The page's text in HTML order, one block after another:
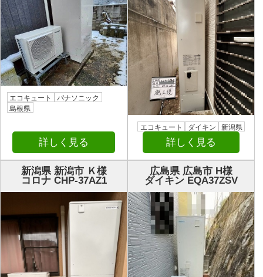
エコキュート
パナソニック
島根県
詳しく見る
エコキュート ダイキン 新潟県
詳しく見る
新潟県 新潟市 Ｋ様
コロナ CHP-37AZ1
広島県 広島市 H様
ダイキン EQA37ZSV